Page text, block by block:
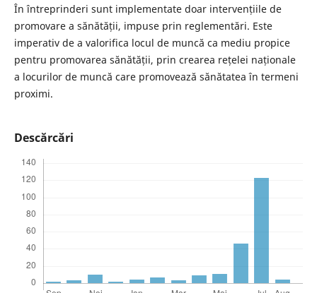
În întreprinderi sunt implementate doar intervențiile de
promovare a sănătății, impuse prin reglementări. Este
imperativ de a valorifica locul de muncă ca mediu propice
pentru promovarea sănătății, prin crearea rețelei naționale
a locurilor de muncă care promovează sănătatea în termeni
proximi.
Descărcări